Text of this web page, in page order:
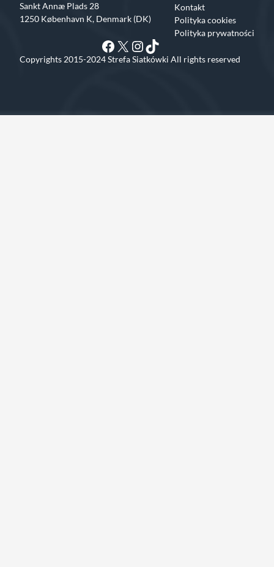
Sankt Annæ Plads 28
1250 København K, Denmark (DK)
Kontakt
Polityka cookies
Polityka prywatności
Facebook
X Instagram
TikTok
Copyrights 2015-2024 Strefa Siatkówki All rights reserved